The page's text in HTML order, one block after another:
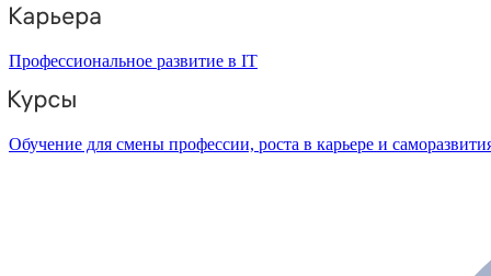
Профессиональное развитие в IT
Обучение для смены профессии, роста в карьере и